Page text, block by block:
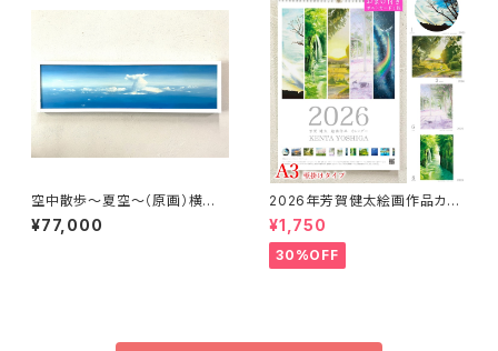
空中散歩～夏空～（原画）横長
サイズ： 横930mm×縦240m
m
¥77,000
2026年芳賀健太絵画作品カレ
ンダー（壁掛けA3）※おまけの
ポストカード付き
¥1,750
30%OFF